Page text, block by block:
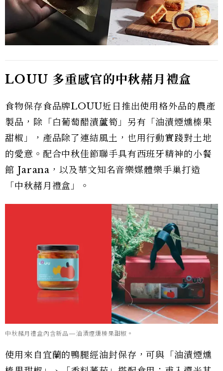
LOUU 多重感官的中秋赭月禮盒
食物保存食品牌LOUU近日推出使用格外品的農產
製品，除「白葡萄醋漬蘆筍」另有「油漬煙燻榛果
甜椒」，產品除了連結風土，也用行動實踐對土地
的愛意。配合中秋佳節聯手具有西班牙精神的小餐
館 Jarana，以及華文知名音樂媒體樂手巢打造
「中秋赭月禮盒」。
中秋赭月禮盒內含新品—油漬煙燻榛果甜椒。
使用來自宜蘭的鴨腿經油封保存，可與「油漬煙燻